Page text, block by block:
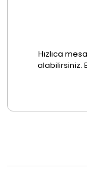
Hızlıca
alabilirsiniz.